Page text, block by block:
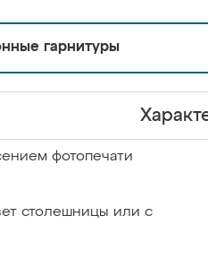
гарнитуры
фотопечати
столешницы или с